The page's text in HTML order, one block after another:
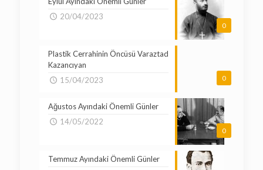
0
20/04/2023
0
Plastik Cerrahinin Öncüsü Varaztad
Kazancıyan
15/04/2023
0
Ağustos Ayındaki Önemli Günler
14/05/2022
Temmuz Ayındaki Önemli Günler